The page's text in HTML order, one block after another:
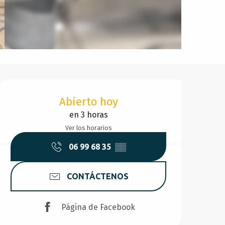
Abierto hoy
en 3 horas
Ver los horarios
06 99 68 35 ▒▒
CONTÁCTENOS
Página de Facebook